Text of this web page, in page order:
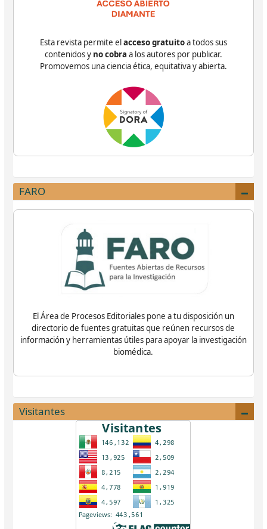
Esta revista permite elacceso gratuitoa todos sus
contenidos y no cobra a los autores por publicar.
Promovemos una ciencia ética, equitativa y abierta.
FARO
El Área de Procesos Editoriales pone a tu disposición un
directorio de fuentes gratuitas que reúnen recursos de
información y herramientas útiles para apoyar la investigación
biomédica.
Visitantes